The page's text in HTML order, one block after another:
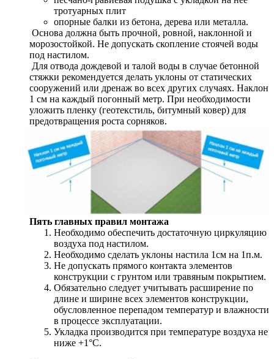
тротуарных плит
опорные балки из бетона, дерева или металла.
Основа должна быть прочной, ровной, наклонной и
морозостойкой. Не допускать скопление стоячей воды
под настилом.
Для отвода дождевой и талой воды в случае бетонной
стяжки рекомендуется делать уклоны от статических
сооружений или дренаж во всех других случаях. Наклон
1 см на каждый погонный метр. При необходимости
уложить пленку (геотекстиль, битумный ковер) для
предотвращения роста сорняков.
Пять главных правил монтажа
Необходимо обеспечить достаточную циркуляцию
воздуха под настилом.
Необходимо сделать уклоны настила 1см на 1п.м.
Не допускать прямого контакта элементов
конструкции с грунтом или травяным покрытием.
Обязательно следует учитывать расширение по
длине и ширине всех элементов конструкции,
обусловленное перепадом температур и влажности
в процессе эксплуатации.
Укладка производится при температуре воздуха не
ниже +1°С.